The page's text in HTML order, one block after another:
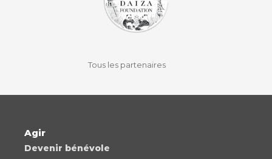
Tous les partenaires
Agir
Devenir bénévole